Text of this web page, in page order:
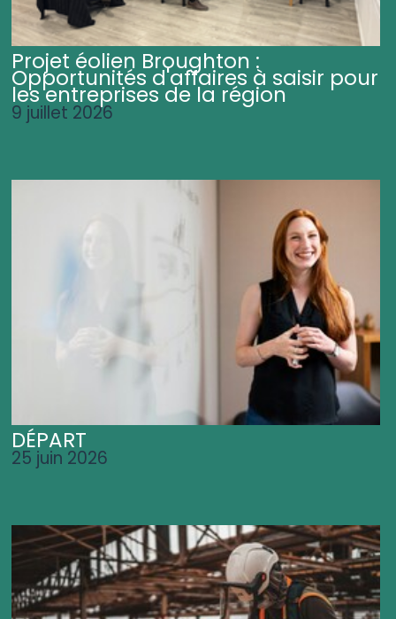
Projet éolien Broughton :
Opportunités d'affaires à saisir pour
les entreprises de la région
9 juillet 2026
DÉPART
25 juin 2026